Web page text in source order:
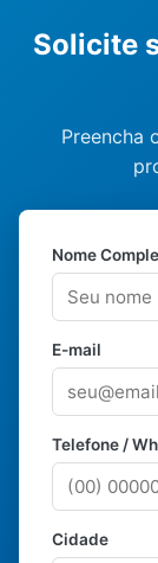
Solicite
Preencha
Nome
E-mail
Telefone /
Cidade